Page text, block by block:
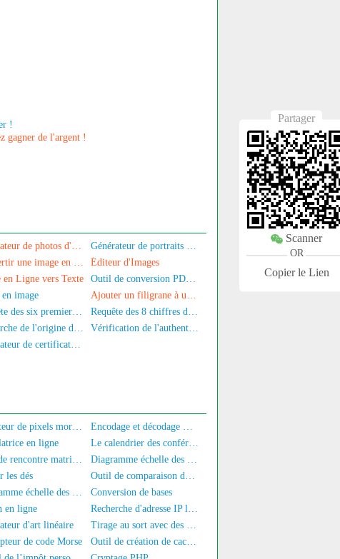
!
gagner de l'argent !
Générateur de photos d'identité
Générateur de portraits commémoratifs
Convertir une image en encodage Base64
Éditeur d'Images
en Ligne vers Texte
Outil de conversion PDF en image
image
Ajouter un filigrane à une image
Requête des six premiers chiffres du numéro de carte d'identité
Requête des 8 chiffres du milieu de la carte d'identité
Recherche de l'origine d'un numéro de téléphone mobile
Vérification de l'authentification par nom réel du numéro de mobile
Générateur de certificats SSL auto-signés
Détecteur de pixels morts d'écran
Encodage et décodage Base64
en ligne
Le calendrier des conférences
Coin de rencontre matrimoniale
Diagramme échelle des CPU
les dés
Outil de comparaison de texte en ligne
Diagramme échelle des GPU
Conversion de bases
en ligne
Recherche d'adresse IP locale
d'art linéaire
Tirage au sort avec des points
de code Morse
Outil de création de cachets de nom complet
Partager
Scanner
OR
Copier le Lien